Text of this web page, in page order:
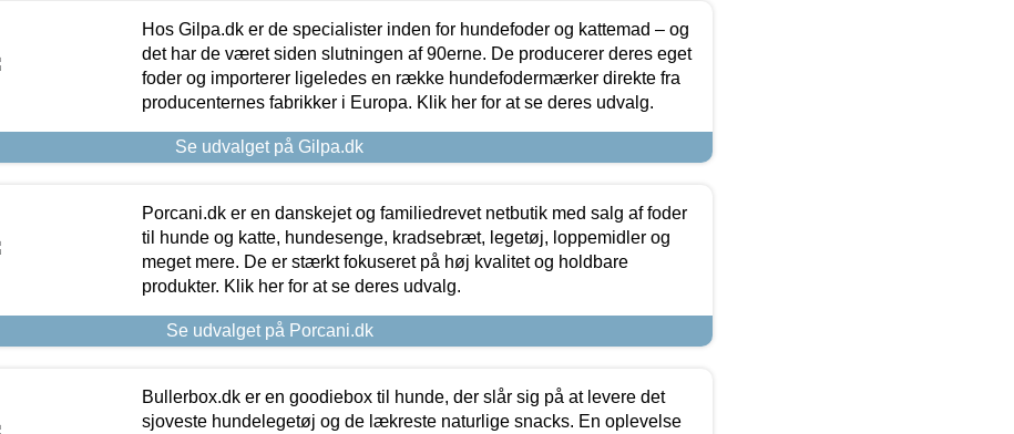
Hos Gilpa.dk er de specialister inden for hundefoder og kattemad – og
det har de været siden slutningen af 90erne. De producerer deres eget
foder og importerer ligeledes en række hundefodermærker direkte fra
producenternes fabrikker i Europa. Klik her for at se deres udvalg.
Se udvalget på Gilpa.dk
Porcani.dk er en danskejet og familiedrevet netbutik med salg af foder
til hunde og katte, hundesenge, kradsebræt, legetøj, loppemidler og
meget mere. De er stærkt fokuseret på høj kvalitet og holdbare
produkter. Klik her for at se deres udvalg.
Se udvalget på Porcani.dk
Bullerbox.dk er en goodiebox til hunde, der slår sig på at levere det
sjoveste hundelegetøj og de lækreste naturlige snacks. En oplevelse